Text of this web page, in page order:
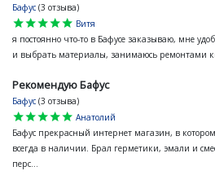
Бафус (3 отзыва)
star
star
star
star
star
Витя
я постоянно что-то в Бафусе заказываю, мне
и выбрать материалы, занимаюсь ремонтами
Рекомендую Бафус
Бафус (3 отзыва)
star
star
star
star
star
Анатолий
Бафус прекрасный интернет магазин, в
всегда в наличии. Брал герметики, эмали и
перс...